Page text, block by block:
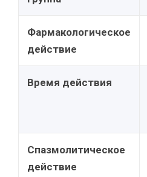
Фармакологическое
действие
Время действия
Спазмолитическое
действие